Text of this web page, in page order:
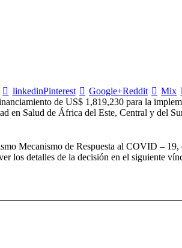
linkedinPinterest Google+Reddit Mix
de US$ 1,819,230 para la
en Salud de África del Este, Central y del
Mecanismo de Respuesta al COVID –
los detalles de la decisión en el siguiente